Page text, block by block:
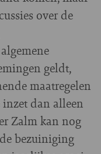
over de
geldt,
maatregelen
dan alleen
Zalm kan nog
bezuiniging